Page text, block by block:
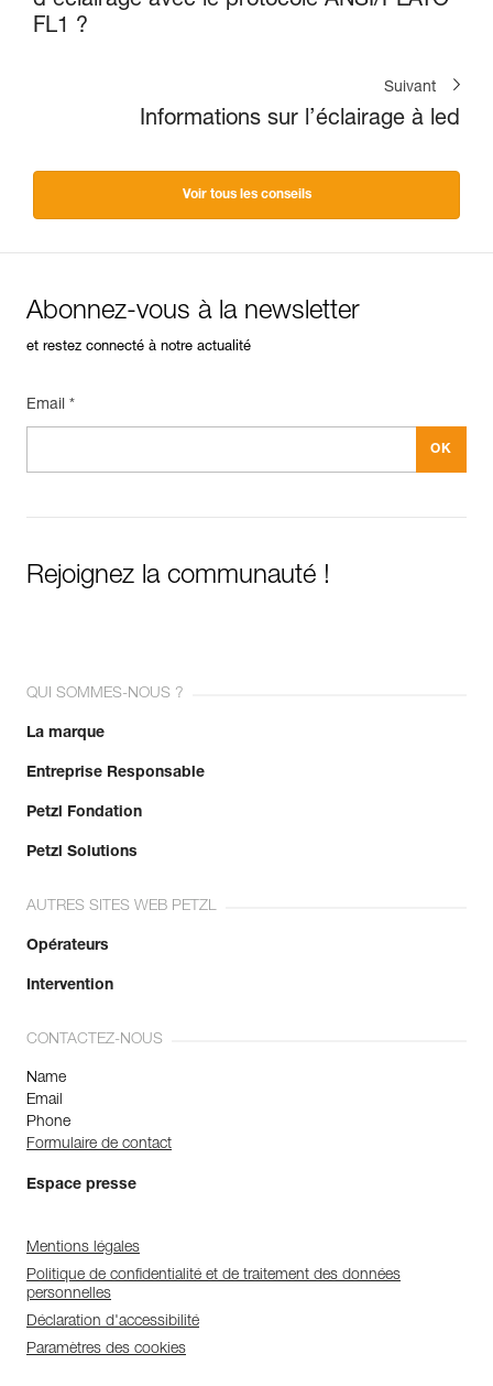
FL1 ?
Suivant
Informations sur l’éclairage à led
Voir tous les conseils
Abonnez-vous à la newsletter
et restez connecté à notre actualité
Email *
Rejoignez la communauté !
QUI SOMMES-NOUS ?
La marque
Entreprise Responsable
Petzl Fondation
Petzl Solutions
AUTRES SITES WEB PETZL
Opérateurs
Intervention
CONTACTEZ-NOUS
Name
Email
Phone
Formulaire de contact
Espace presse
Mentions légales
Politique de confidentialité et de traitement des données
personnelles
Déclaration d'accessibilité
Paramètres des cookies